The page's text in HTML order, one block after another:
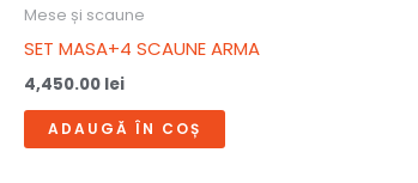
Mese și scaune
SET MASA+4 SCAUNE ARMA
4,450.00 lei
ADAUGĂ ÎN COȘ